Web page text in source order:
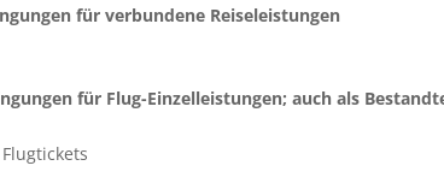
für verbundene Reiseleistungen
für Flug-Einzelleistungen; auch als